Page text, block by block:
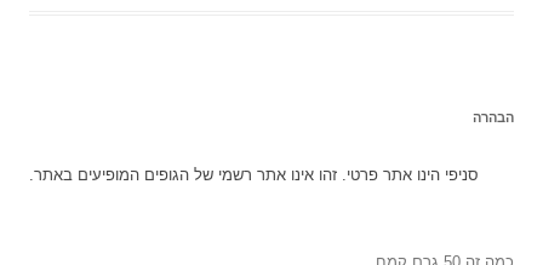
הבהרה
סניפי הינו אתר פרטי. זהו אינו אתר רשמי של הגופים המופיעים באתר.